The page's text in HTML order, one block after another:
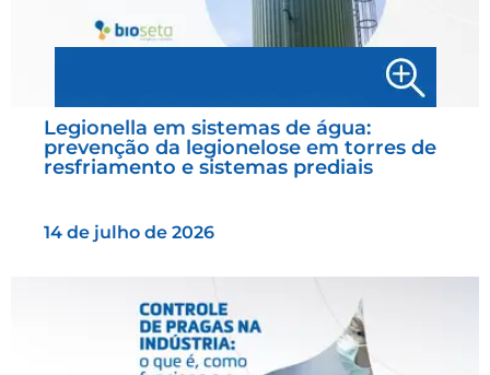
Legionella em sistemas de água:
prevenção da legionelose em torres de
resfriamento e sistemas prediais
14 de julho de 2026